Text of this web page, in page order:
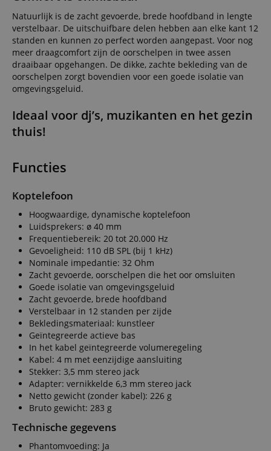
Natuurlijk is de zacht gevoerde, brede hoofdband in lengte
verstelbaar. De uitschuifbare delen hebben aan elke kant 12
standen en kunnen zo perfect worden aangepast. Voor nog
meer draagcomfort zijn de oorschelpen in twee assen
draaibaar opgehangen. De dikke, zachte bekleding van de
oorschelpen zorgt bovendien voor een goede isolatie van
omgevingsgeluid.
Ideaal voor dj’s, muzikanten en het gezin
thuis!
Functies
Koptelefoon
Hoogwaardige, dynamische koptelefoon
Luidsprekers: ø 40 mm
Frequentiebereik: 20 tot 20.000 Hz
Gevoeligheid: 110 dB SPL (bij 1 kHz)
Nominale impedantie: 32 Ohm
Zacht gevoerde, oorschelpen die het oor omsluiten
Goede isolatie van omgevingsgeluid
Zacht gevoerde, brede hoofdband
Verstelbaar in 12 standen per zijde
Bekledingsmateriaal: kunstleer
Geïntegreerde actieve bas
In het kabel geïntegreerde volumeregeling
Kabel: 4 m met eenzijdige aansluiting
Stekker: 3,5 mm stereo jack
Adapter: vernikkelde 6,3 mm stereo jack
Netto gewicht (zonder kabel): 226 g
Bruto gewicht: 283 g
Technische gegevens
Phantomvoeding: Ja